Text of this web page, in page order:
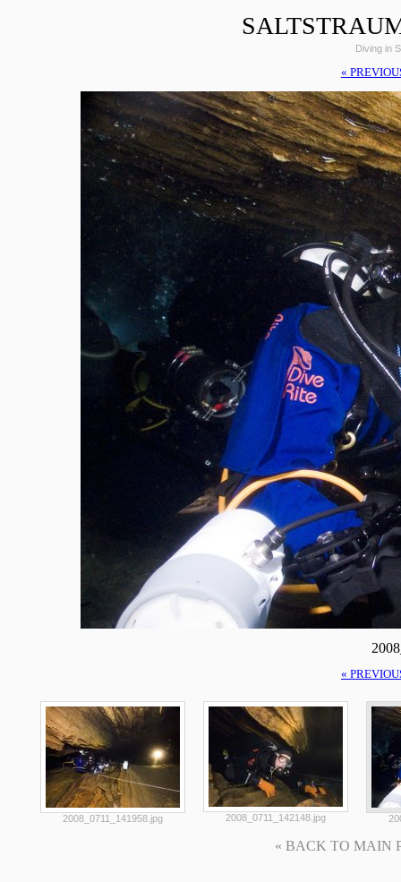
Diving in
«
«
2008_0711_141958.jpg 2008_0711_142148.jpg
« BACK TO MAIN